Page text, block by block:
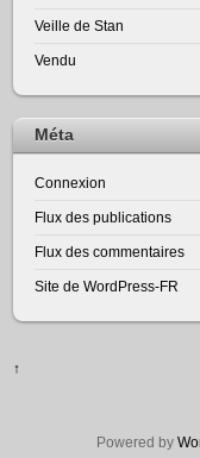
Veille de Stan
Vendu
Méta
Connexion
Flux des publications
Flux des commentaires
Site de WordPress-FR
↑
Powered by